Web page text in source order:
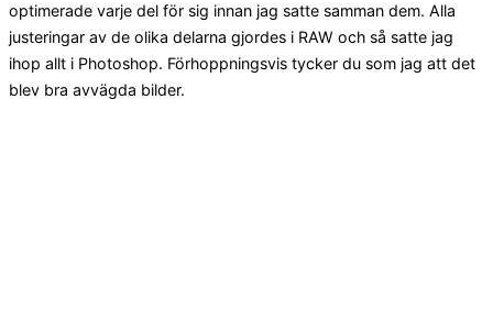
optimerade varje del för sig innan jag satte samman dem. Alla
justeringar av de olika delarna gjordes i RAW och så satte jag
ihop allt i Photoshop. Förhoppningsvis tycker du som jag att det
blev bra avvägda bilder.